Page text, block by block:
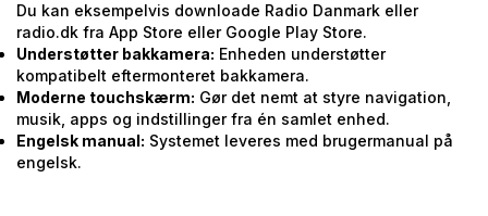
Du kan eksempelvis downloade Radio Danmark eller
radio.dk fra App Store eller Google Play Store.
Understøtter bakkamera: Enheden understøtter
kompatibelt eftermonteret bakkamera.
Moderne touchskærm: Gør det nemt at styre navigation,
musik, apps og indstillinger fra én samlet enhed.
Engelsk manual: Systemet leveres med brugermanual på
engelsk.